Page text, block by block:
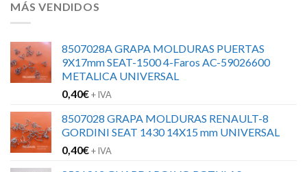
MÁS VENDIDOS
8507028A GRAPA MOLDURAS PUERTAS
9X17mm SEAT-1500 4-Faros AC-59026600
METALICA UNIVERSAL
0,40€+ IVA
8507028 GRAPA MOLDURAS RENAULT-8
GORDINI SEAT 1430 14X15 mm UNIVERSAL
0,40€+ IVA